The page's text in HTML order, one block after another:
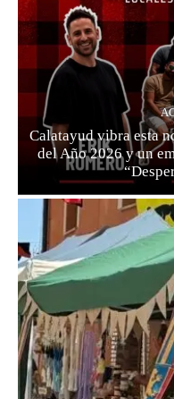
Calatayud vibra esta
del Año 2026 y un